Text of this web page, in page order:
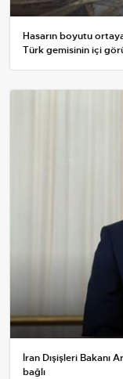
Hasarın boyutu
Türk gemisinin içi
İran Dışişleri Bakanı
bağlı